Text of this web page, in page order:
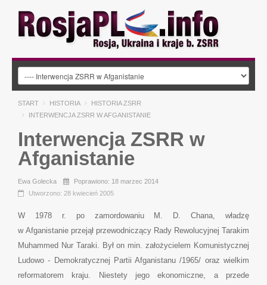
START HISTORIA
HISTORIA ZSRR
INTERWENCJA ZSRR W AFGANISTANIE
Interwencja ZSRR w
Afganistanie
Ewa Golecka
Poprawiono: 18 marzec 2014
Utworzono: 28 kwiecień 2005
W 1978 r. po zamordowaniu M. D. Chana, władzę
w Afganistanie przejął przewodniczący Rady Rewolucyjnej Tarakim
Muhammed Nur Taraki. Był on min. założycielem Komunistycznej
Ludowo - Demokratycznej Partii Afganistanu /1965/ oraz wielkim
reformatorem kraju. Niestety jego ekonomiczne, a przede